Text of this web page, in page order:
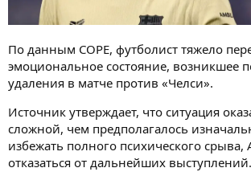
По данным COPE, футболист тяжело
эмоциональное состояние, возникшее
удаления в матче против «Челси».
Источник утверждает, что ситуация
сложной, чем предполагалось
избежать полного психического срыва,
отказаться от дальнейших выступлений.